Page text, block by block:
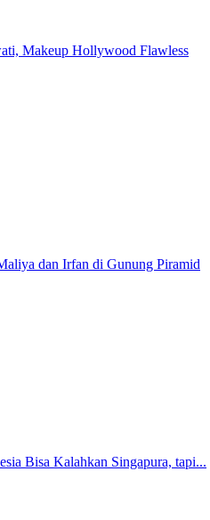
Makeup Hollywood Flawless
dan Irfan di Gunung Piramid
Bisa Kalahkan Singapura, tapi...